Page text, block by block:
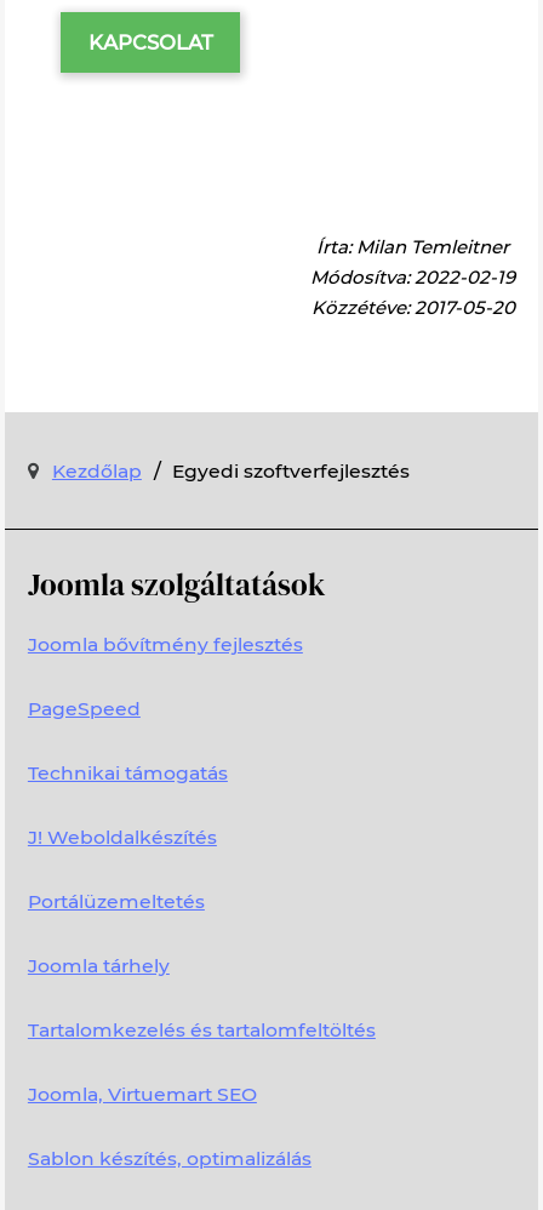
KAPCSOLAT
Írta:Milan Temleitner
Módosítva: 2022-02-19
Közzétéve: 2017-05-20
Kezdőlap / Egyedi szoftverfejlesztés
Joomla szolgáltatások
Joomla bővítmény fejlesztés
PageSpeed
Technikai támogatás
J! Weboldalkészítés
Portálüzemeltetés
Joomla tárhely
Tartalomkezelés és tartalomfeltöltés
Joomla, Virtuemart SEO
Sablon készítés, optimalizálás